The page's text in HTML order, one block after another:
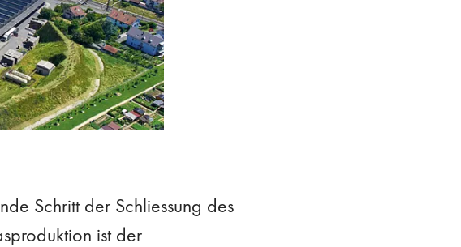
Schritt der Schliessung des
ist der